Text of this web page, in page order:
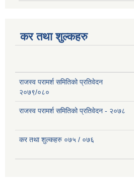
कर तथा शुल्कहरु
राजस्व परामर्श समितिको प्रतिवेदन
२०७९/०८०
राजस्व परामर्श समितिको प्रतिवेदन - २०७८
कर तथा शुल्कहरु ०७५ / ०७६